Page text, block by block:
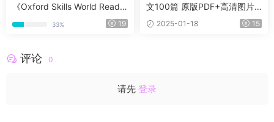
《Oxford Skills World Readin
g With Writing 》G1-G6全套
含教材、音频、测试、练习、
33% 19
文100篇 原版PDF+高清图片
+音频+视频
2025-01-18 15
评论 0
请先 登录